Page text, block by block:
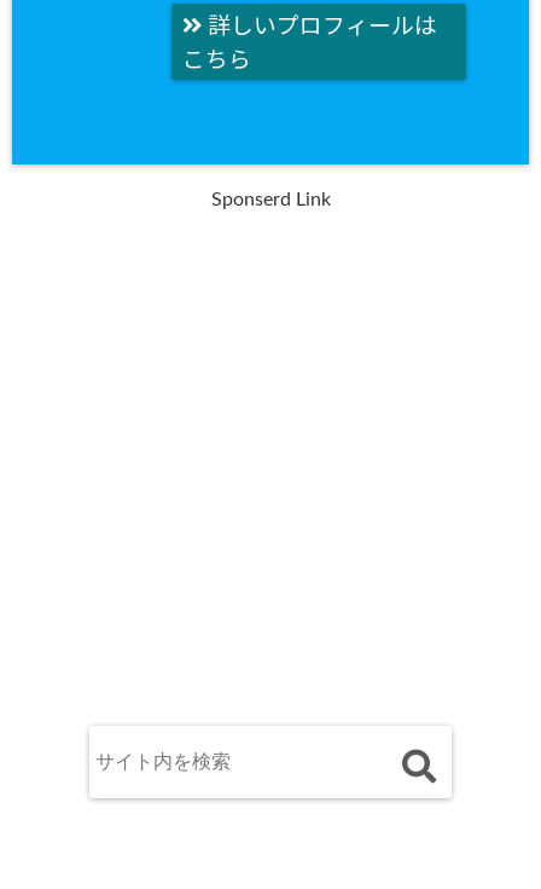
詳しいプロフィールは
こちら
Sponserd Link